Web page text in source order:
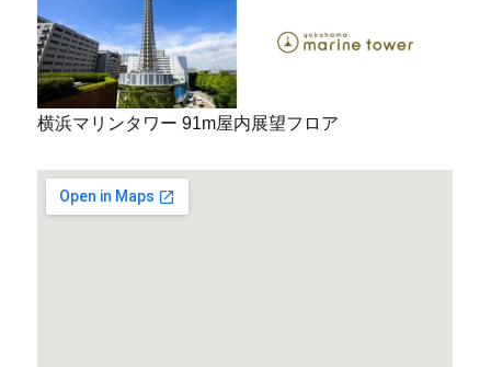
横浜マリンタワー 91m屋内展望フロア